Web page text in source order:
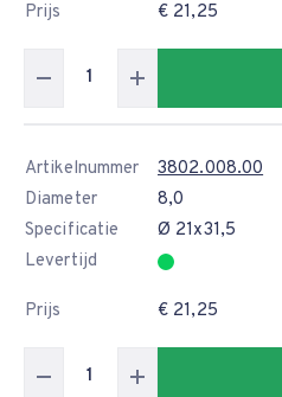
Prijs € 21,25
Artikelnummer
3802.008.00
Diameter
8,0
Specificatie
Ø 21x31,5
Levertijd
Prijs € 21,25